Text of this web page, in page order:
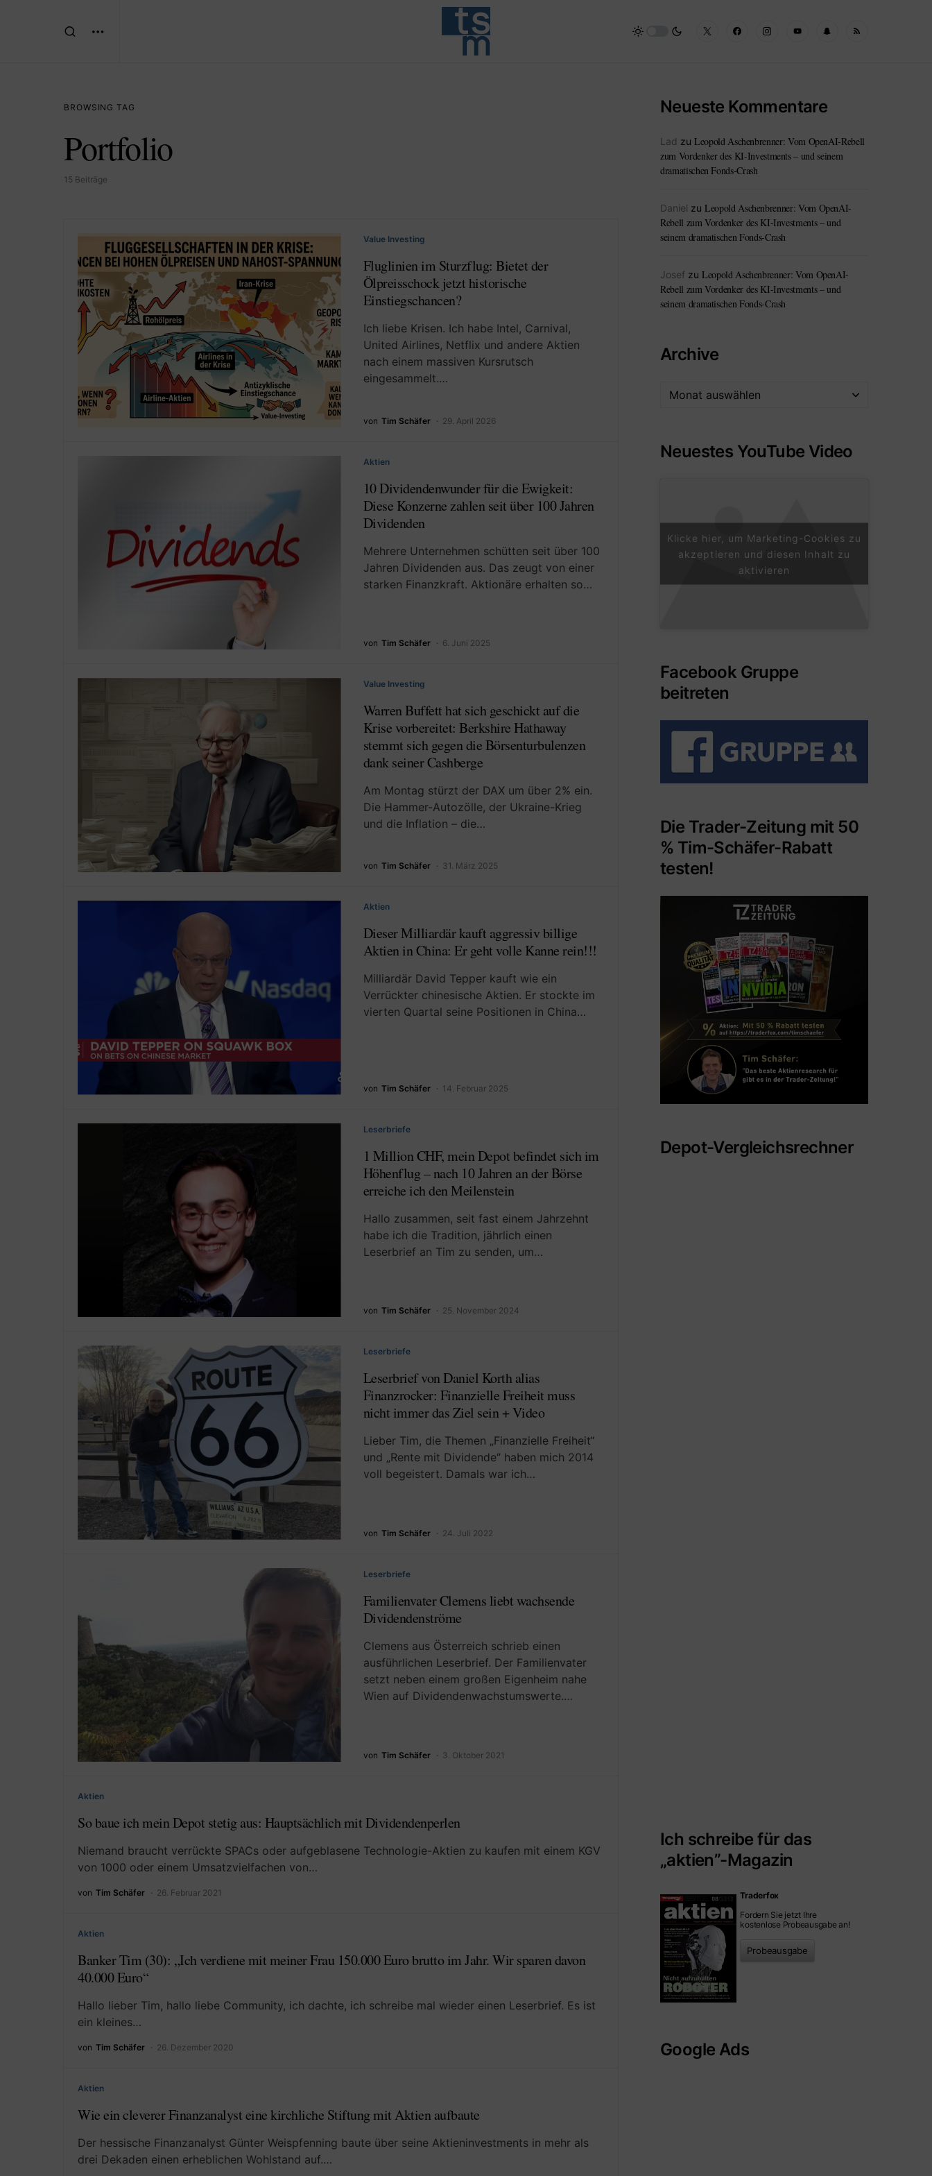
BROWSING TAG
Portfolio
15 Beiträge
Value Investing
Fluglinien im Sturzflug: Bietet der
Ölpreisschock jetzt historische
Einstiegschancen?
Ich liebe Krisen. Ich habe Intel, Carnival,
United Airlines, Netflix und andere Aktien
nach einem massiven Kursrutsch
eingesammelt.…
von Tim Schäfer 29. April 2026
Aktien
10 Dividendenwunder für die Ewigkeit:
Diese Konzerne zahlen seit über 100 Jahren
Dividenden
Mehrere Unternehmen schütten seit über 100
Jahren Dividenden aus. Das zeugt von einer
starken Finanzkraft. Aktionäre erhalten so…
von Tim Schäfer 6. Juni 2025
Value Investing
Warren Buffett hat sich geschickt auf die
Krise vorbereitet: Berkshire Hathaway
stemmt sich gegen die Börsenturbulenzen
dank seiner Cashberge
Am Montag stürzt der DAX um über 2% ein.
Die Hammer-Autozölle, der Ukraine-Krieg
und die Inflation – die…
von Tim Schäfer 31. März 2025
Aktien
Dieser Milliardär kauft aggressiv billige
Aktien in China: Er geht volle Kanne rein!!!
Milliardär David Tepper kauft wie ein
Verrückter chinesische Aktien. Er stockte im
vierten Quartal seine Positionen in China…
von Tim Schäfer 14. Februar 2025
Leserbriefe
1 Million CHF, mein Depot befindet sich im
Höhenflug – nach 10 Jahren an der Börse
erreiche ich den Meilenstein
Hallo zusammen, seit fast einem Jahrzehnt
habe ich die Tradition, jährlich einen
Leserbrief an Tim zu senden, um…
von Tim Schäfer 25. November 2024
Leserbriefe
Leserbrief von Daniel Korth alias
Finanzrocker: Finanzielle Freiheit muss
nicht immer das Ziel sein + Video
Lieber Tim, die Themen „Finanzielle Freiheit“
und „Rente mit Dividende“ haben mich 2014
voll begeistert. Damals war ich…
von Tim Schäfer 24. Juli 2022
Leserbriefe
Familienvater Clemens liebt wachsende
Dividendenströme
Clemens aus Österreich schrieb einen
ausführlichen Leserbrief. Der Familienvater
setzt neben einem großen Eigenheim nahe
Wien auf Dividendenwachstumswerte.…
von Tim Schäfer 3. Oktober 2021
Aktien
So baue ich mein Depot stetig aus: Hauptsächlich mit Dividendenperlen
Niemand braucht verrückte SPACs oder aufgeblasene Technologie-Aktien zu kaufen mit einem KGV
von 1000 oder einem Umsatzvielfachen von…
von Tim Schäfer 26. Februar 2021
Aktien
Banker Tim (30): „Ich verdiene mit meiner Frau 150.000 Euro brutto im Jahr. Wir sparen davon
40.000 Euro“
Hallo lieber Tim, hallo liebe Community, ich dachte, ich schreibe mal wieder einen Leserbrief. Es ist
ein kleines…
von Tim Schäfer 26. Dezember 2020
Aktien
Wie ein cleverer Finanzanalyst eine kirchliche Stiftung mit Aktien aufbaute
Der hessische Finanzanalyst Günter Weispfenning baute über seine Aktieninvestments in mehr als
drei Dekaden einen erheblichen Wohlstand auf.…
Neueste Kommentare
Lad zu Leopold Aschenbrenner: Vom OpenAI-Rebell
zum Vordenker des KI-Investments – und seinem
dramatischen Fonds-Crash
Daniel zu Leopold Aschenbrenner: Vom OpenAI-
Rebell zum Vordenker des KI-Investments – und
seinem dramatischen Fonds-Crash
Josef zu Leopold Aschenbrenner: Vom OpenAI-
Rebell zum Vordenker des KI-Investments – und
seinem dramatischen Fonds-Crash
Archive
Neuestes YouTube Video
Klicke hier, um Marketing-Cookies zu
akzeptieren und diesen Inhalt zu
aktivieren
Facebook Gruppe
beitreten
Die Trader-Zeitung mit 50
% Tim-Schäfer-Rabatt
testen!
Depot-Vergleichsrechner
Ich schreibe für das
„aktien”-Magazin
Traderfox
Fordern Sie jetzt Ihre
kostenlose Probeausgabe an!
Probeausgabe
Google Ads